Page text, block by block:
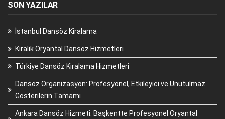
SON YAZILAR
İstanbul Dansöz Kiralama
Kiralık Oryantal Dansöz Hizmetleri
Türkiye Dansöz Kiralama Hizmetleri
Dansöz Organizasyon: Profesyonel, Etkileyici ve Unutulmaz
Gösterilerin Tamamı
Ankara Dansöz Hizmeti: Başkentte Profesyonel Oryantal